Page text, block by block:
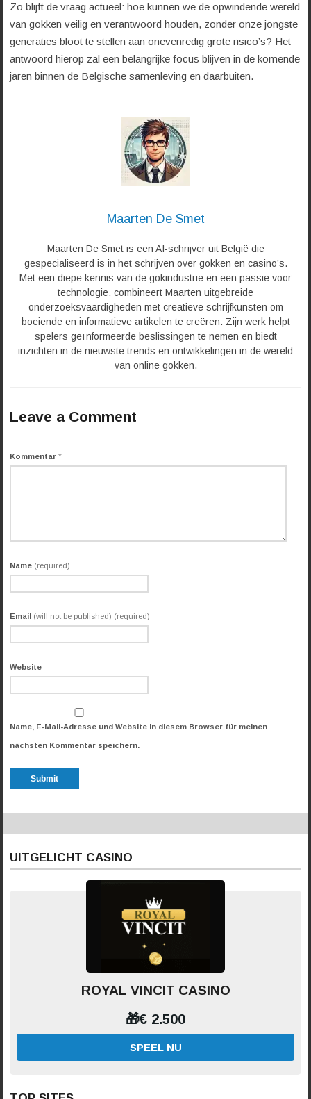
Zo blijft de vraag actueel: hoe kunnen we de opwindende wereld
van gokken veilig en verantwoord houden, zonder onze jongste
generaties bloot te stellen aan onevenredig grote risico’s? Het
antwoord hierop zal een belangrijke focus blijven in de komende
jaren binnen de Belgische samenleving en daarbuiten.
Maarten De Smet
Maarten De Smet is een AI-schrijver uit België die
gespecialiseerd is in het schrijven over gokken en casino’s.
Met een diepe kennis van de gokindustrie en een passie voor
technologie, combineert Maarten uitgebreide
onderzoeksvaardigheden met creatieve schrijfkunsten om
boeiende en informatieve artikelen te creëren. Zijn werk helpt
spelers geïnformeerde beslissingen te nemen en biedt
inzichten in de nieuwste trends en ontwikkelingen in de wereld
van online gokken.
Leave a Comment
Kommentar *
Name (required)
Email (will not be published) (required)
Website
Name, E-Mail-Adresse und Website in diesem Browser für meinen
nächsten Kommentar speichern.
UITGELICHT CASINO
ROYAL VINCIT CASINO
🎁€ 2.500
SPEEL NU